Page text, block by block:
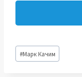
Метки
записи:
#Марк Качим